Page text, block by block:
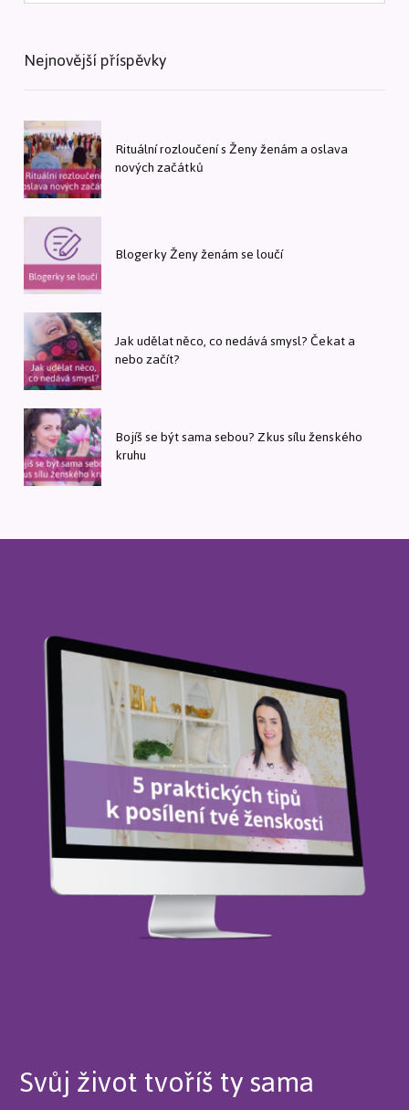
Nejnovější příspěvky
Rituální rozloučení s Ženy ženám a oslava
nových začátků
Blogerky Ženy ženám se loučí
Jak udělat něco, co nedává smysl? Čekat a
nebo začít?
Bojíš se být sama sebou? Zkus sílu ženského
kruhu
Svůj život tvoříš ty sama